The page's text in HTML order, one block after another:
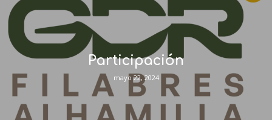
Participación
mayo 22, 2024